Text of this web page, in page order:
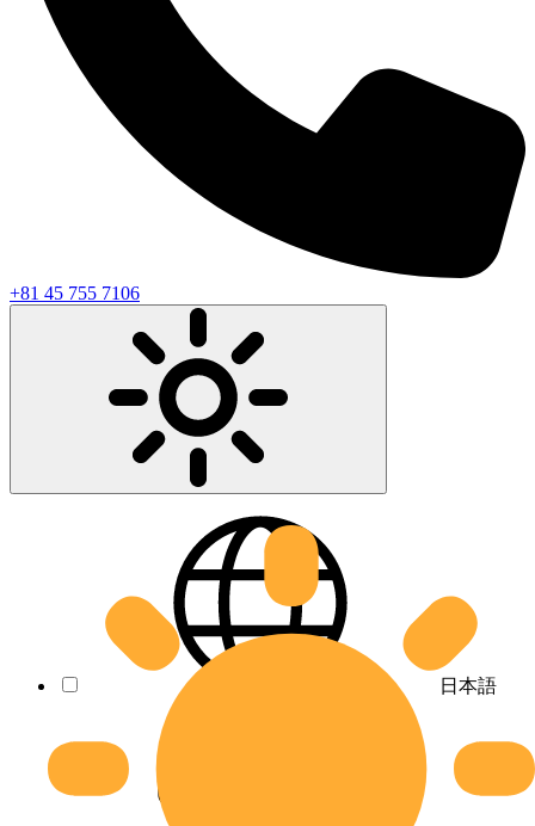
+81 45 755 7106
日本語